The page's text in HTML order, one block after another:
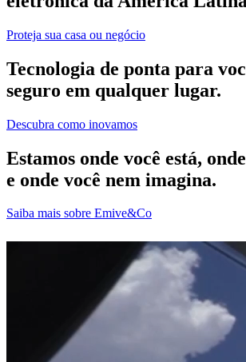
Proteja sua casa ou negócio
Tecnologia de ponta para
seguro em qualquer lugar.
Descubra como inovamos
Estamos onde você está,
e onde você nem imagina.
Saiba mais sobre Emive&Co